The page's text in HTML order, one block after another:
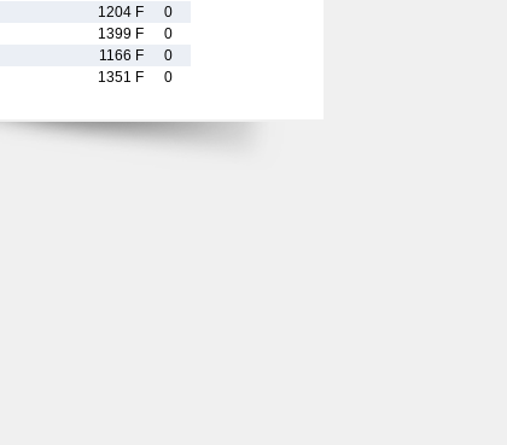
1204 F
0
1399 F
0
1166 F
0
1351 F 0